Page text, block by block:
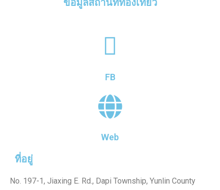
ข้อมูลสถานที่ท่องเที่ยว
ที่อยู่
No. 197-1, Jiaxing E. Rd., Dapi Township, Yunlin County
Web
FB